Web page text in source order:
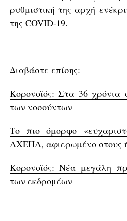
ρυθμιστική της αρχή
της COVID-19.
Διαβάστε επίσης:
Κορονοϊός: Στα 36 χρόνια
των νοσούντων
Το πιο όμορφο
ΑΧΕΠΑ, αφιερωμένο στους
Κορονοϊός: Νέα μεγάλη
των εκδρομέων